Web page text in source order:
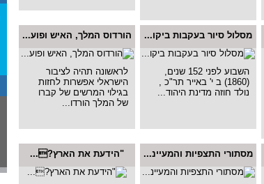
מסלול סיור בעקבות ביקו...
השבוע לפני 152 שנים,
(1860) ב י' באייר תר"כ ,
נולד חוזה מדינת היהוד...
הורדוס המלך, האיש ופוע...
לראשונה תהיה לציבור
הישראלי אפשרות לחזות
בגילוי המרשים של קברו
של המלך הורדו...
מסתורי התצפיות והמעיינ... "הידעת את הארץ?...